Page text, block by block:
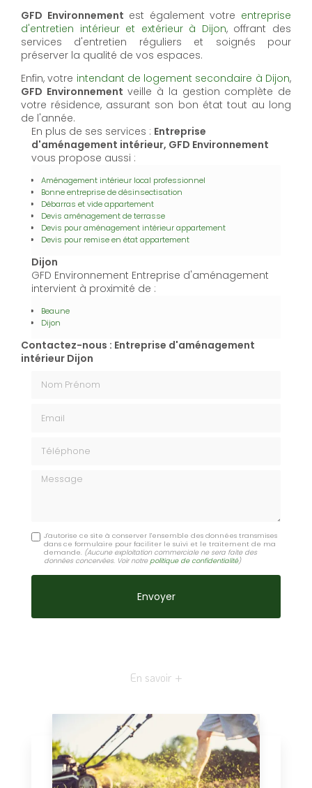
GFD Environnement est également votre entreprise
d'entretien intérieur et extérieur à Dijon, offrant des
services d'entretien réguliers et soignés pour
préserver la qualité de vos espaces.
Enfin, votre intendant de logement secondaire à Dijon,
GFD Environnement veille à la gestion complète de
votre résidence, assurant son bon état tout au long
de l'année.
En plus de ses services : Entreprise
d'aménagement intérieur, GFD Environnement
vous propose aussi :
Aménagement intérieur local professionnel
Bonne entreprise de désinsectisation
Débarras et vide appartement
Devis aménagement de terrasse
Devis pour aménagement intérieur appartement
Devis pour remise en état appartement
Dijon
GFD Environnement Entreprise d'aménagement
intervient à proximité de :
Beaune
Dijon
Contactez-nous : Entreprise d'aménagement
intérieur Dijon
Message
J'autorise ce site à conserver l'ensemble des données transmises
dans ce formulaire pour faciliter le suivi et le traitement de ma
demande. (Aucune exploitation commerciale ne sera faite des
données concervées. Voir notrepolitique de confidentialité)
En savoir +